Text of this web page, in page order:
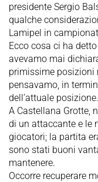
presidente Sergio
qualche
Lamipel in
Ecco cosa ci ha
avevamo mai
primissime posizioni
pensavamo, in
dell’attuale posizione.
A Castellana Grotte,
di un attaccante e le
giocatori; la partita
sono stati buoni
mantenere.
Occorre recuperare